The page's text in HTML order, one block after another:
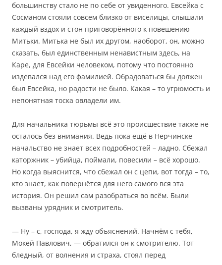
большинству стало не по себе от увиденного. Евсейка с
Сосманом стояли совсем близко от виселицы, слышали
каждый вздох и стон приговорённого к повешению
Митьки. Митька не был их другом, наоборот, он, можно
сказать, был единственным ненавистным здесь, на
Каре, для Евсейки человеком, потому что постоянно
издевался над его фамилией. Обрадоваться бы должен
был Евсейка, но радости не было. Какая – то угрюмость и
непонятная тоска овладели им.
Для начальника тюрьмы всё это происшествие также не
осталось без внимания. Ведь пока ещё в Нерчинске
начальство не знает всех подробностей – ладно. Сбежал
каторжник – убийца, поймали, повесили – всё хорошо.
Но когда выяснится, что сбежал он с цепи, вот тогда – то,
кто знает, как повернётся для него самого вся эта
история. Он решил сам разобраться во всём. Были
вызваны урядник и смотритель.
— Ну – с, господа, я жду объяснений. Начнём с тебя,
Мокей Павлович, — обратился он к смотрителю. Тот
бледный, от волнения и страха, стоял перед